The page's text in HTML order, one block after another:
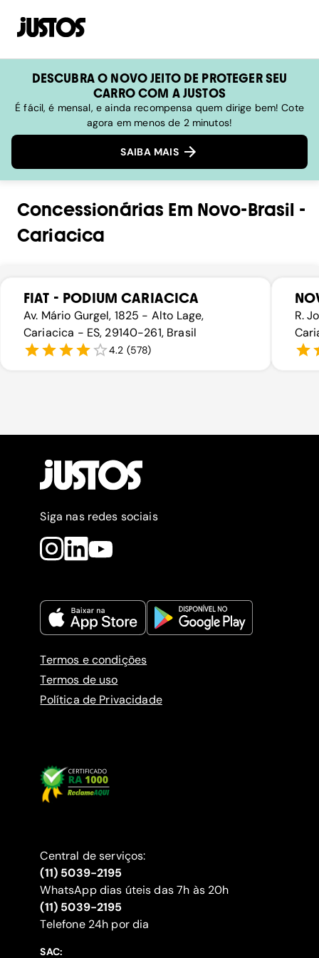
DESCUBRA O NOVO JEITO DE PROTEGER SEU
CARRO COM A JUSTOS
É fácil, é mensal, e ainda recompensa quem dirige bem! Cote
agora em menos de 2 minutos!
SAIBA MAIS
Concessionárias Em Novo-Brasil -
Cariacica
FIAT - PODIUM CARIACICA
Av. Mário Gurgel, 1825 - Alto Lage,
Cariacica - ES, 29140-261, Brasil
4.2 (578)
R.
Siga nas redes sociais
Termos e condições
Termos de uso
Política de Privacidade
Central de serviços:
(11) 5039-2195
WhatsApp dias úteis das 7h às 20h
(11) 5039-2195
‍Telefone 24h por dia
SAC: